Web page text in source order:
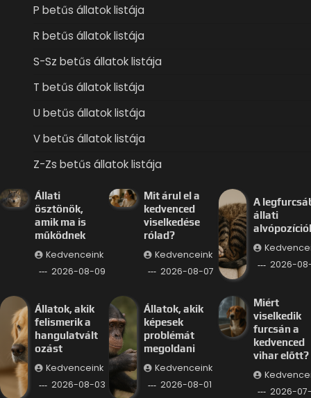
P betűs állatok listája
R betűs állatok listája
S-Sz betűs állatok listája
T betűs állatok listája
U betűs állatok listája
V betűs állatok listája
Z-Zs betűs állatok listája
Állati
ösztönök,
amik ma is
működnek
Kedvenceink
2026-08-09
Mit árul el a
kedvenced
viselkedése
rólad?
Kedvenceink
2026-08-07
A
állati
2026-
Állatok, akik
felismerik a
hangulatvált
ozást
Kedvenceink
2026-08-03
Állatok, akik
képesek
problémát
megoldani
Kedvenceink
2026-08-01
Miért
viselkedik
furcsán a
kedvenced
vihar előtt?
2026-